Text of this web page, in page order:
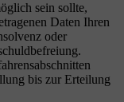
sein sollte,
Daten Ihren
oder
bis zur Erteilung